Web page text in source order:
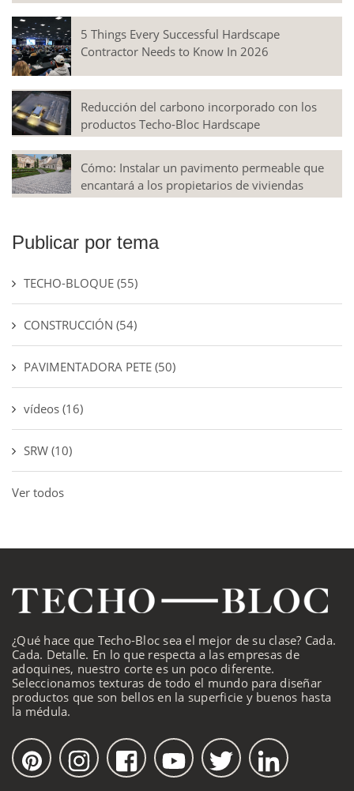
5 Things Every Successful Hardscape
Contractor Needs to Know In 2026
Reducción del carbono incorporado con los
productos Techo-Bloc Hardscape
Cómo: Instalar un pavimento permeable que
encantará a los propietarios de viviendas
Publicar por tema
TECHO-BLOQUE (55)
CONSTRUCCIÓN (54)
PAVIMENTADORA PETE (50)
vídeos (16)
SRW (10)
Ver todos
¿Qué hace que Techo-Bloc sea el mejor de su clase? Cada.
Cada. Detalle. En lo que respecta a las empresas de
adoquines, nuestro corte es un poco diferente.
Seleccionamos texturas de todo el mundo para diseñar
productos que son bellos en la superficie y buenos hasta
la médula.